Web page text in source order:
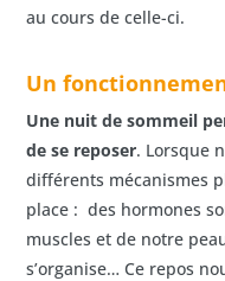
au cours de celle-ci.
Un
Une nuit de sommeil
de se reposer. Lorsque
différents mécanismes
place : des hormones
muscles et de notre
s’organise… Ce repos